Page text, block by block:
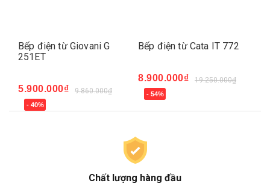
Bếp điện từ Giovani G
251ET
5.900.000₫ 9.860.000₫
- 40%
Bếp điện từ Cata IT 772
8.900.000₫ 19.250.000₫
- 54%
Chất lượng hàng đầu